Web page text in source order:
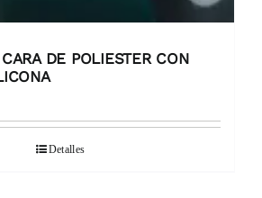
DE POLIESTER CON
Detalles